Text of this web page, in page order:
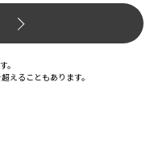
。
えることもあります。